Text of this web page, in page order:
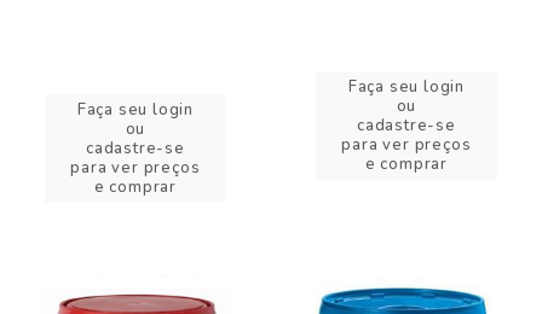
Faça seu login
ou
cadastre-se
para ver preços
e comprar
Faça seu login
ou
cadastre-se
para ver preços
e comprar